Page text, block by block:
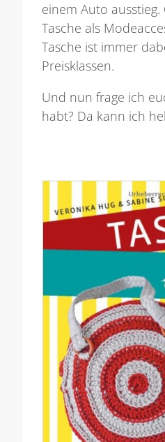
einem Auto
Tasche als
Tasche ist immer
Preisklassen.
Und nun frage ich
habt? Da kann ich